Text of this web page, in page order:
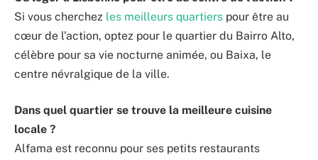
Si vous cherchez les meilleurs quartiers pour être au
cœur de l’action, optez pour le quartier du Bairro Alto,
célèbre pour sa vie nocturne animée, ou Baixa, le
centre névralgique de la ville.
Dans quel quartier se trouve la meilleure cuisine
locale ?
Alfama est reconnu pour ses petits restaurants